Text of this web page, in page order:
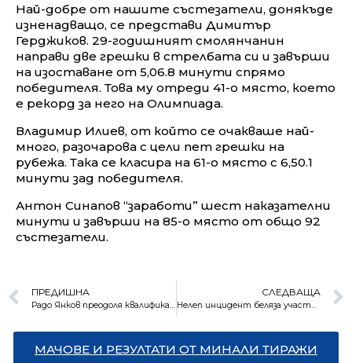
Най-добре от нашите състезатели, донякъде
изненадващо, се представи Димитър
Герджиков. 29-годишният смолянчанин
направи две грешки в стрелбата си и завърши
на изоставане от 5,06.8 минути спрямо
победителя. Това му отреди 41-о място, което
е рекорд за него на Олимпиада.
Владимир Илиев, от който се очакваше най-
много, разочарова с цели пет грешки на
рубежа. Така се класира на 61-о място с 6,50.1
минути зад победителя.
Антон Синапов “заработи” шест наказателни
минути и завърши на 85-о място от общо 92
състезатели.
ПРЕДИШНА
Радо Янков преодоля квалификациите, но остана 15-и в Пекин
СЛЕДВАЩА
Нелеп инцидент беляза участието ни в ските, титлата отиде за Влъхова
МАЧОВЕ И РЕЗУЛТАТИ ОТ МИНАЛИ ТИРАЖИ